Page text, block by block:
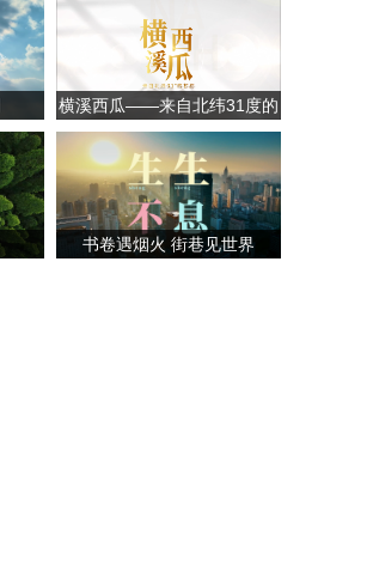
横溪西瓜——来自北纬31度的
甘甜
书卷遇烟火 街巷见世界